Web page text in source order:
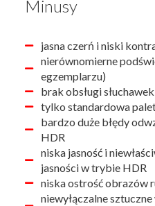
Minusy
jasna czerń i niski
nierównomierne
egzemplarzu)
brak obsługi
tylko standardowa
bardzo duże błędy
HDR
niska jasność i
jasności w trybie HDR
niska ostrość obrazów
niewyłączalne